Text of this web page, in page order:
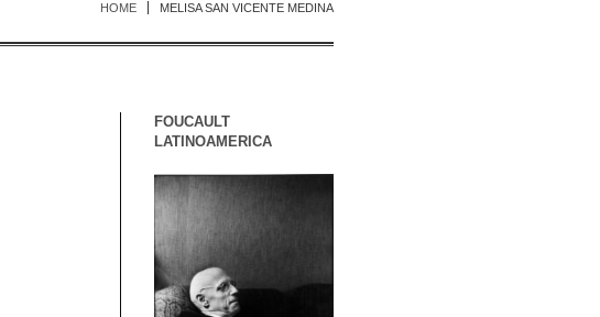
HOME MELISA SAN VICENTE MEDINA
FOUCAULT
LATINOAMERICA